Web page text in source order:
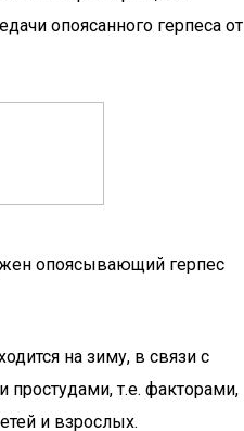
опоясанного герпеса от
опоясывающий герпес
на зиму, в связи с
т.е. факторами,
и взрослых.